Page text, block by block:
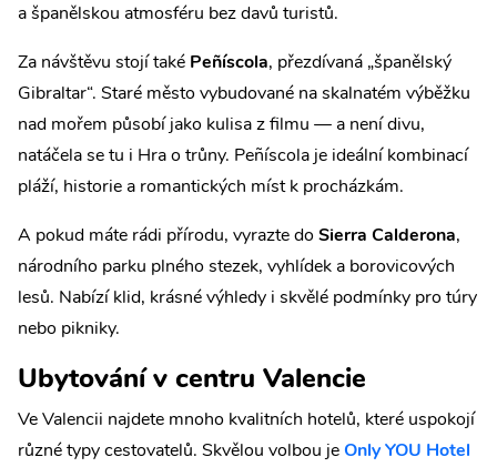
a španělskou atmosféru bez davů turistů.
Za návštěvu stojí také Peñíscola, přezdívaná „španělský
Gibraltar“. Staré město vybudované na skalnatém výběžku
nad mořem působí jako kulisa z filmu — a není divu,
natáčela se tu i Hra o trůny. Peñíscola je ideální kombinací
pláží, historie a romantických míst k procházkám.
A pokud máte rádi přírodu, vyrazte do Sierra Calderona,
národního parku plného stezek, vyhlídek a borovicových
lesů. Nabízí klid, krásné výhledy i skvělé podmínky pro túry
nebo pikniky.
Ubytování v centru Valencie
Ve Valencii najdete mnoho kvalitních hotelů, které uspokojí
různé typy cestovatelů. Skvělou volbou jeOnly YOU Hotel